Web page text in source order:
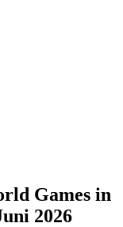
Games in
2026